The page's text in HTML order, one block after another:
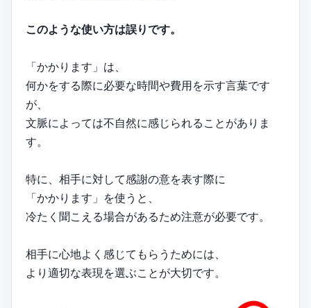
このような使い方は誤りです。
「かかります」は、
何かをする際に必要な時間や費用を示す言葉です
が、
文脈によっては不自然に感じられることがありま
す。
特に、相手に対して感謝の意を表す際に
「かかります」を使うと、
冷たく聞こえる場合があるため注意が必要です。
相手に心地よく感じてもらうためには、
より適切な表現を選ぶことが大切です。